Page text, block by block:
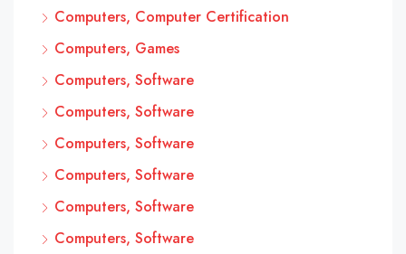
Computers, Computer Certification
Computers, Games
Computers, Software
Computers, Software
Computers, Software
Computers, Software
Computers, Software
Computers, Software